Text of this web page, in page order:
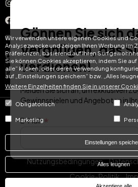
Wir verwenden unsere eigenen Cookies und
Analysezwecke und zeigen Ihnen Werbung im
Präferenzen, basierend auf Ihren
Sie können Cookies akzeptieren, indem Sie
alle“ klicken, oder deren Verwendung
auf „Einstellungen speichern“ bzw. „Alles
Weitere Einzelheiten finden Sie in unserer
Obligatorisch
Marketing
Einstellungen
Alles leugnen
YouTube
TikTok
LinkedIn
DE
© Hotel Treats
Tel: +34 871 51 00 40
Nutzungsbedingungen
Cookie-Politik
Gönnen Sie sich
Vergnügen, das
verdienen!
Melden Sie sich an, um exklusiven
Gewinnspielen und Angeboten in
E-Mail